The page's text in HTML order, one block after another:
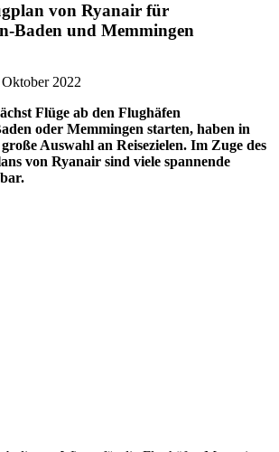
von Ryanair für
Baden und Memmingen
2022
Flüge ab den Flughäfen
oder Memmingen starten, haben in
Auswahl an Reisezielen. Im Zuge des
von Ryanair sind viele spannende